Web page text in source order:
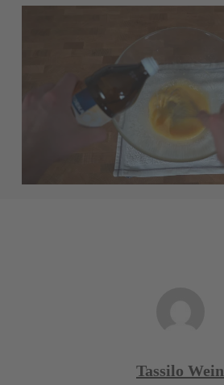
Tassilo Wein